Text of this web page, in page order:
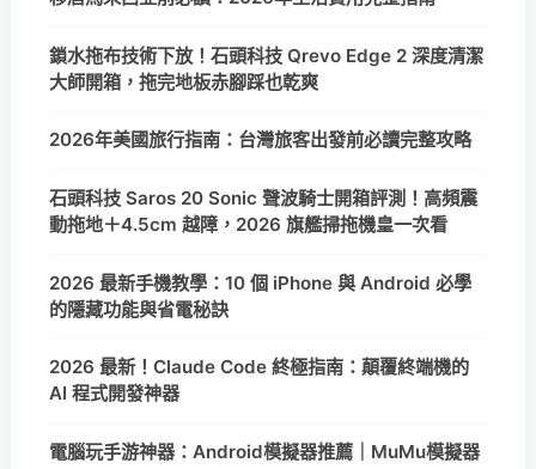
鎖水拖布技術下放！石頭科技 Qrevo Edge 2 深度清潔
大師開箱，拖完地板赤腳踩也乾爽
2026年美國旅行指南：台灣旅客出發前必讀完整攻略
石頭科技 Saros 20 Sonic 聲波騎士開箱評測！高頻震
動拖地＋4.5cm 越障，2026 旗艦掃拖機皇一次看
2026 最新手機教學：10 個 iPhone 與 Android 必學
的隱藏功能與省電秘訣
2026 最新！Claude Code 終極指南：顛覆終端機的
AI 程式開發神器
電腦玩手游神器：Android模擬器推薦｜MuMu模擬器